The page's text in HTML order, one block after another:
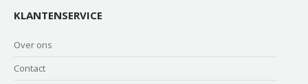
KLANTENSERVICE
Over ons
Contact